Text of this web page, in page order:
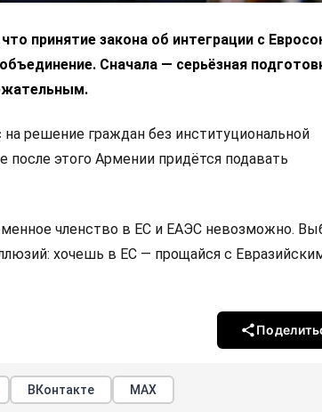
принятие закона об интеграции с
Сначала — серьёзная
решение граждан без институциональной
этого Армении придётся подавать
членство в ЕС и ЕАЭС невозможно.
хочешь в ЕС — прощайся с
ВКонтакте МАХ